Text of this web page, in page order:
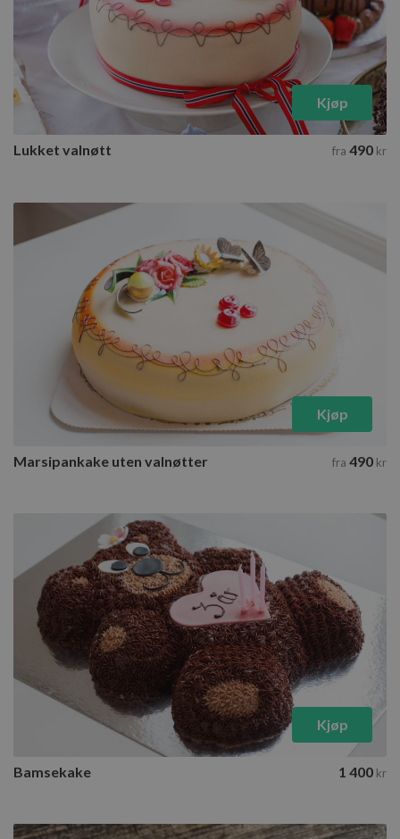
Kjøp
Lukket valnøtt fra 490 kr
Kjøp
Marsipankake uten valnøtter fra 490 kr
Kjøp
Bamsekake 1 400 kr